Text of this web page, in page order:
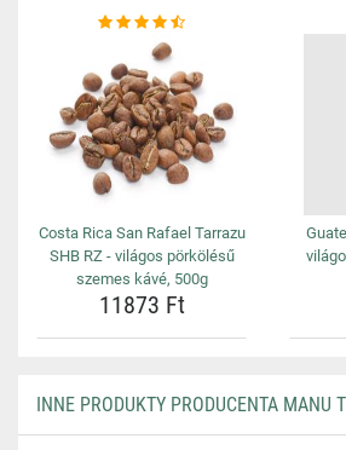
Costa Rica San Rafael Tarrazu
SHB RZ - világos pörkölésű
szemes kávé, 500g
11873 Ft
INNE PRODUKTY PRODUCENTA MANU